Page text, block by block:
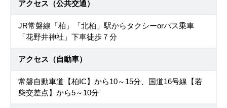
アクセス（公共交通）
JR常磐線「柏」「北柏」駅からタクシーorバス乗車
「花野井神社」下車徒歩７分
アクセス（自動車）
常磐自動車道【柏IC】から10～15分、国道16号線【若
柴交差点】から5～10分